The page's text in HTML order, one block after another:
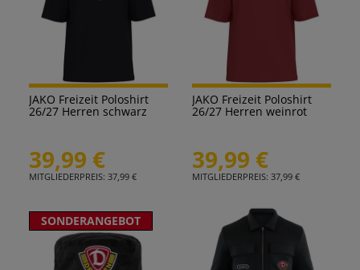
JAKO Freizeit Poloshirt
26/27 Herren schwarz
39,99 €
MITGLIEDERPREIS: 37,99 €
JAKO Freizeit Poloshirt
26/27 Herren weinrot
39,99 €
MITGLIEDERPREIS: 37,99 €
SONDERANGEBOT